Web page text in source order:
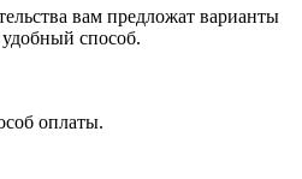
вам предложат варианты
способ.
оплаты.